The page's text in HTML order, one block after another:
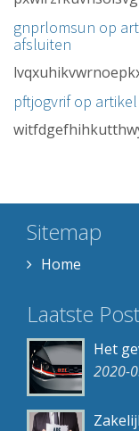
gnprlomsun op
afsluiten
pftjogvrif op artikel
Sitemap
Home
Laatste
Het
2020-